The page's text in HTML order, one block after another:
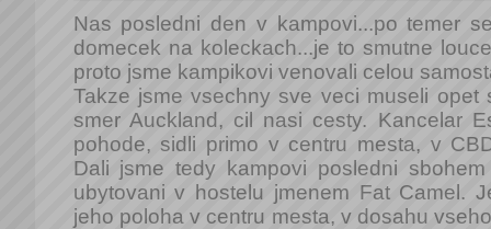
Nas posledni den v kampovi...po temer
domecek na koleckach...je to smutne
proto jsme kampikovi venovali celou
Takze jsme vsechny sve veci museli
smer Auckland, cil nasi cesty. Kancelar
pohode, sidli primo v centru mesta, v
Dali jsme tedy kampovi posledni
ubytovani v hostelu jmenem Fat Camel.
jeho poloha v centru mesta, v dosahu